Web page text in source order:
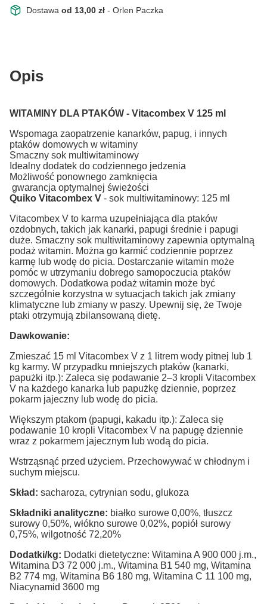
Dostawa od 13,00 zł - Orlen Paczka
Opis
WITAMINY DLA PTAKÓW - Vitacombex V 125 ml
Wspomaga zaopatrzenie kanarków, papug, i innych
ptaków domowych w witaminy
Smaczny sok multiwitaminowy
Idealny dodatek do codziennego jedzenia
Możliwość ponownego zamknięcia
gwarancja optymalnej świeżości
Quiko Vitacombex V - sok multiwitaminowy: 125 ml
Vitacombex V to karma uzupełniająca dla ptaków
ozdobnych, takich jak kanarki, papugi średnie i papugi
duże. Smaczny sok multiwitaminowy zapewnia optymalną
podaż witamin. Można go karmić codziennie poprzez
karmę lub wodę do picia. Dostarczanie witamin może
pomóc w utrzymaniu dobrego samopoczucia ptaków
domowych. Dodatkowa podaż witamin może być
szczególnie korzystna w sytuacjach takich jak zmiany
klimatyczne lub zmiany w paszy. Upewnij się, że Twoje
ptaki otrzymują zbilansowaną dietę.
Dawkowanie:
Zmieszać 15 ml Vitacombex V z 1 litrem wody pitnej lub 1
kg karmy. W przypadku mniejszych ptaków (kanarki,
papużki itp.): Zaleca się podawanie 2–3 kropli Vitacombex
V na każdego kanarka lub papużkę dziennie, poprzez
pokarm jajeczny lub wodę do picia.
Większym ptakom (papugi, kakadu itp.): Zaleca się
podawanie 10 kropli Vitacombex V na papugę dziennie
wraz z pokarmem jajecznym lub wodą do picia.
Wstrząsnąć przed użyciem. Przechowywać w chłodnym i
suchym miejscu.
Skład: sacharoza, cytrynian sodu, glukoza
Składniki analityczne: białko surowe 0,00%, tłuszcz
surowy 0,50%, włókno surowe 0,02%, popiół surowy
0,75%, wilgotność 72,20%
Dodatki/kg: Dodatki dietetyczne: Witamina A 900 000 j.m.,
Witamina D3 72 000 j.m., Witamina B1 540 mg, Witamina
B2 774 mg, Witamina B6 180 mg, Witamina C 11 100 mg,
Niacynamid 3600 mg